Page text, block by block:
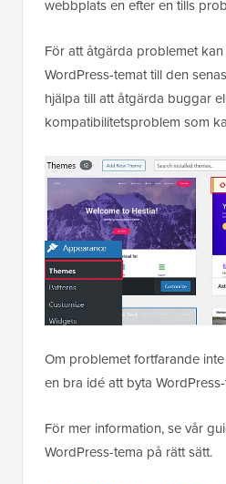
webbplats en efter en tills
För att åtgärda problemet
WordPress-temat till den
hjälpa till att åtgärda buggar
kompatibilitetsproblem som
Om problemet fortfarande
en bra idé att byta
För mer information, se vår
WordPress-tema på rätt sätt.